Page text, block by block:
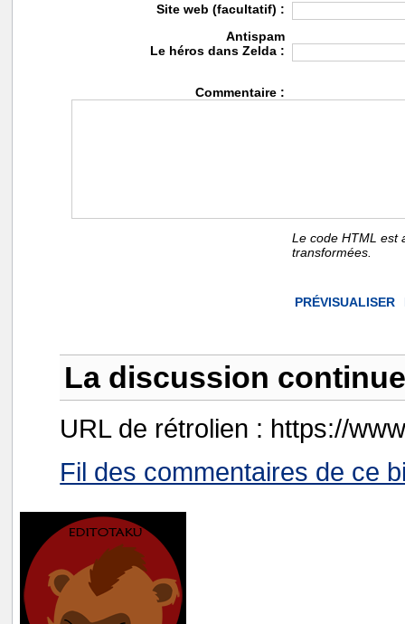
Site web (facultatif) :
Antispam
Le héros dans Zelda :
Commentaire :
Le code HTML est
transformées.
La discussion
URL de rétrolien : https://
Fil des commentaires de ce